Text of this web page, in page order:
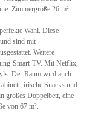
Zimmergröße 26 m² .
Wahl. Diese
sind mit
Weitere
Smart-TV. Mit Netflix,
Der Raum wird auch
irische Snacks und
großes Doppelbett, eine
von 67 m².